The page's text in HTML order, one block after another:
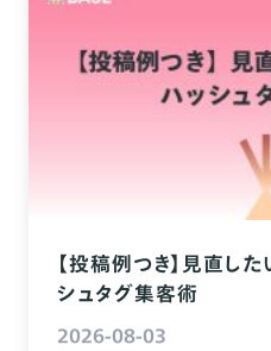
【投稿例つき】見直
シュタグ集客術
2026-08-03